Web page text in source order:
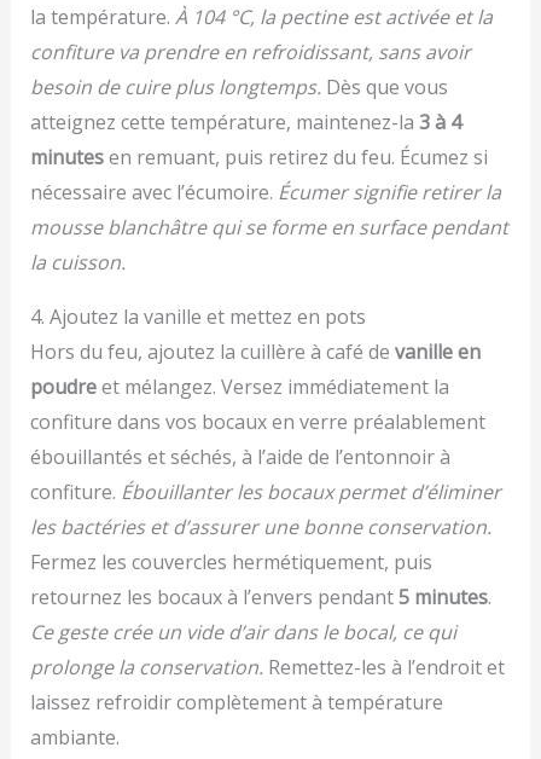
la température. À 104 °C, la pectine est activée et la
confiture va prendre en refroidissant, sans avoir
besoin de cuire plus longtemps. Dès que vous
atteignez cette température, maintenez-la 3 à 4
minutesen remuant, puis retirez du feu. Écumez si
nécessaire avec l’écumoire. Écumer signifie retirer la
mousse blanchâtre qui se forme en surface pendant
la cuisson.
4. Ajoutez la vanille et mettez en pots
Hors du feu, ajoutez la cuillère à café de vanille en
poudreet mélangez. Versez immédiatement la
confiture dans vos bocaux en verre préalablement
ébouillantés et séchés, à l’aide de l’entonnoir à
confiture. Ébouillanter les bocaux permet d’éliminer
les bactéries et d’assurer une bonne conservation.
Fermez les couvercles hermétiquement, puis
retournez les bocaux à l’envers pendant5 minutes.
Ce geste crée un vide d’air dans le bocal, ce qui
prolonge la conservation. Remettez-les à l’endroit et
laissez refroidir complètement à température
ambiante.